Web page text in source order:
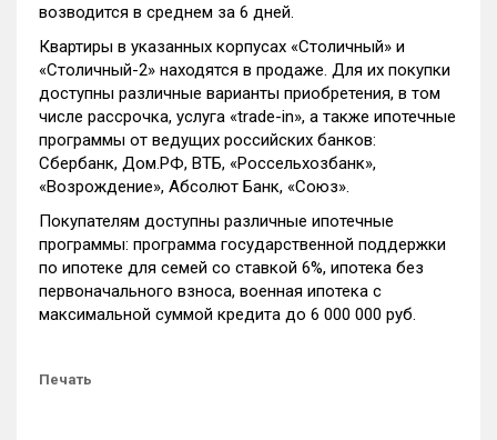
возводится в среднем за 6 дней.
Квартиры в указанных корпусах «Столичный» и
«Столичный-2» находятся в продаже. Для их покупки
доступны различные варианты приобретения, в том
числе рассрочка, услуга «trade-in», а также ипотечные
программы от ведущих российских банков:
Сбербанк, Дом.РФ, ВТБ, «Россельхозбанк»,
«Возрождение», Абсолют Банк, «Союз».
Покупателям доступны различные ипотечные
программы: программа государственной поддержки
по ипотеке для семей со ставкой 6%, ипотека без
первоначального взноса, военная ипотека с
максимальной суммой кредита до 6 000 000 руб.
Печать